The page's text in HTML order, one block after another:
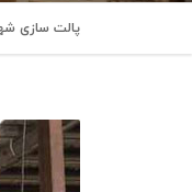
پالت سازی